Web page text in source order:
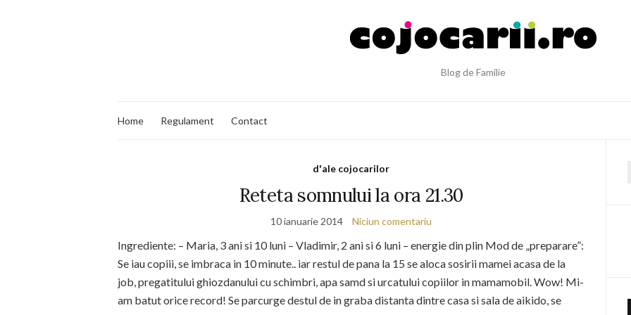
Blog de Familie
Home Regulament Contact
d'ale cojocarilor
Reteta somnului la ora 21.30
10 ianuarie 2014 Niciun comentariu
Ingrediente: – Maria, 3 ani si 10 luni – Vladimir, 2 ani si 6 luni – energie din plin Mod de „preparare”:
Se iau copiii, se imbraca in 10 minute.. iar restul de pana la 15 se aloca sosirii mamei acasa de la
job, pregatitului ghiozdanului cu schimbri, apa samd si urcatului copiilor in mamamobil. Wow! Mi-
am batut orice record! Se parcurge destul de in graba distanta dintre casa si sala de aikido, se